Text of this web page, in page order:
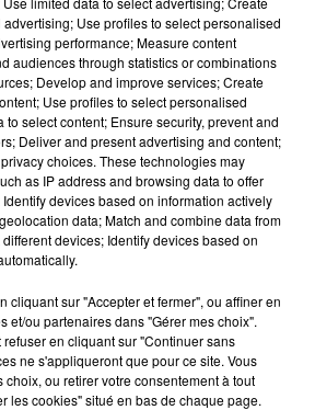
et de communion, le Relais de la
de mettre en avant les valeurs
porteurs individuels de la Flamme,
Centre Atlantique organise un
participants, dans le but de réunir des
les mêmes valeurs.
une banque de proximité, forcément
BPACA est fière de contribuer,
clients et sociétaires, à la
et humain”, confie Sylvie Garcelon,
la Banque Populaire Aquitaine
de jouer !
Use profiles to select personalised
performance; Measure content
audiences through statistics or combinations
Develop and improve services; Create
Use profiles to select personalised
to select content; Ensure security, prevent and
Deliver and present advertising and content;
choices. These technologies may
as IP address and browsing data to offer
devices based on information actively
data; Match and combine data from
devices; Identify devices based on
cliquant sur "Accepter et fermer", ou affiner en
et/ou partenaires dans "Gérer mes choix".
en cliquant sur "Continuer sans
ne s'appliqueront que pour ce site. Vous
choix, ou retirer votre consentement à tout
les cookies" situé en bas de chaque page.